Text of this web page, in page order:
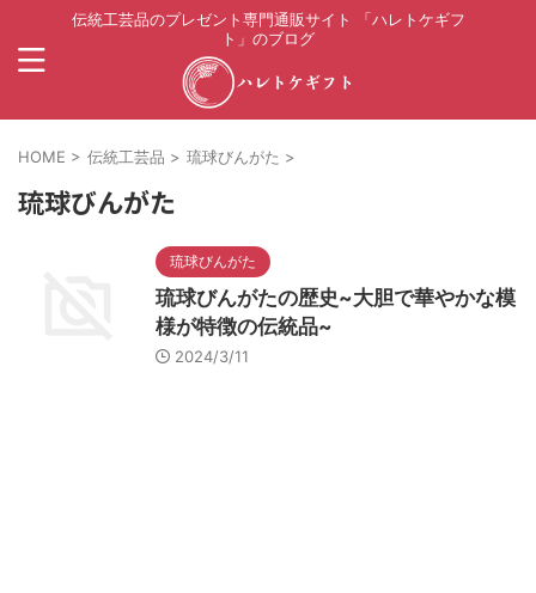
伝統工芸品のプレゼント専門通販サイト 「ハレトケギフ
ト」のブログ
HOME > 伝統工芸品 > 琉球びんがた >
琉球びんがた
琉球びんがた
琉球びんがたの歴史~大胆で華やかな模
様が特徴の伝統品~
2024/3/11